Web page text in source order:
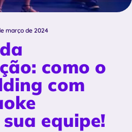
março de 2024
como o
com
equipe!